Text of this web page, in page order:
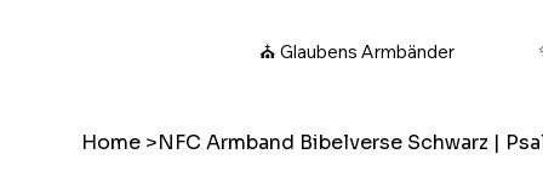
⛪ Glaubens Armbänder
Home >NFC Armband Bibelverse Schwarz |